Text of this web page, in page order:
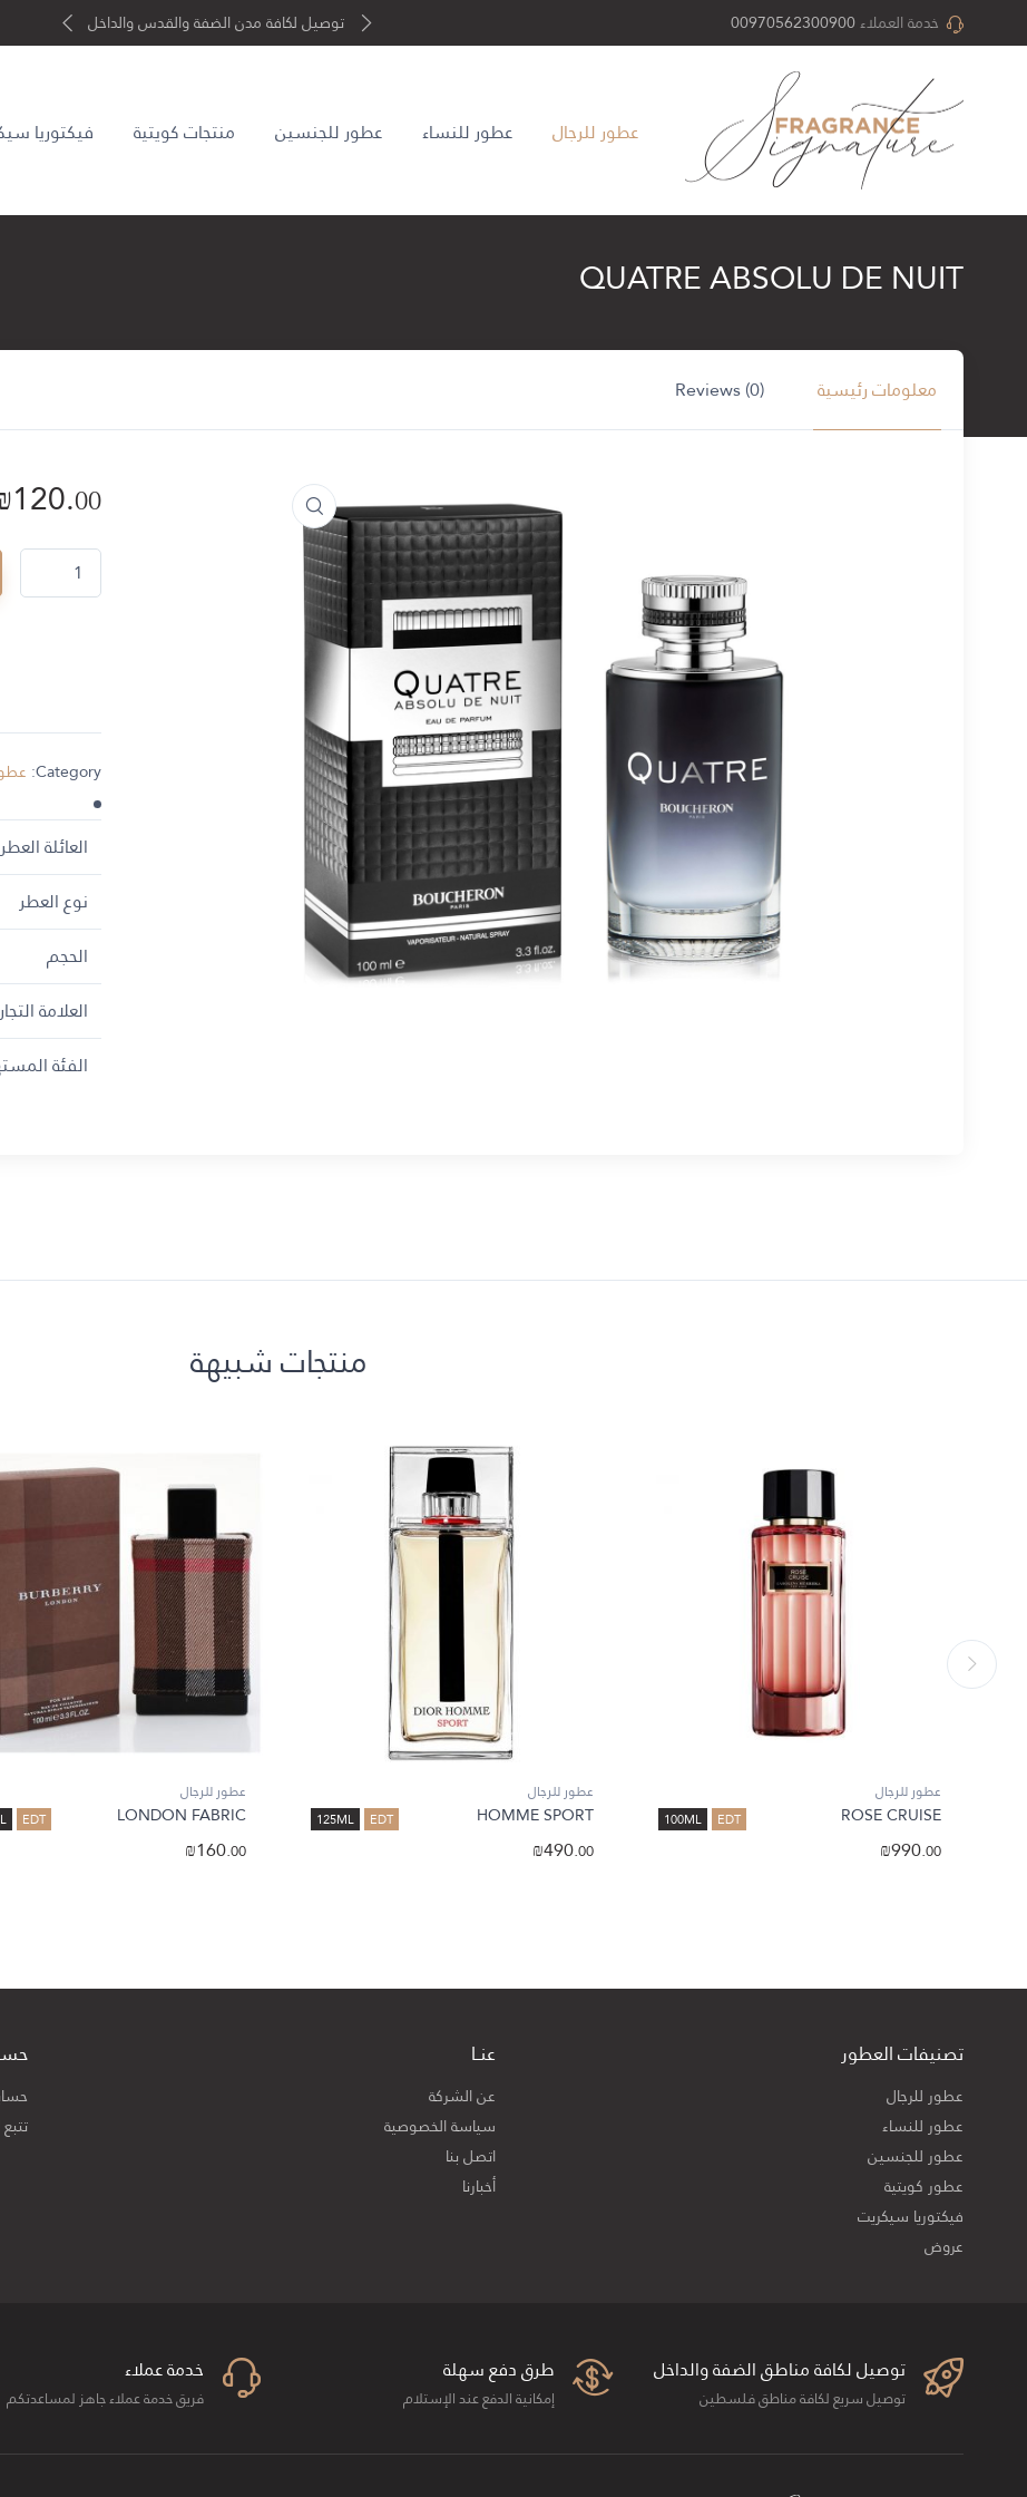
خدمة العملاء00970562300900 توصيل لكافة مدن الضفة والقدس والداخل
عطور للرجال عطور للنساء عطور للجنسين منتجات كويتية فيكتوريا
QUATRE ABSOLU DE NUIT
معلومات رئيسية Reviews (0)
120.00
QUATRE ABSOLU DE NUIT quantity
Category:
العائلة
نوع العطر
الحجم
العلامة
الفئة
منتجات شبيهة
عطور للرجال
100ML EDT ROSE CRUISE
₪990.00
عطور للرجال
125ML EDT HOMME SPORT
₪490.00
عطور للرجال
EDT LONDON FABRIC
₪160.00
تصنيفات العطور
عطور للرجال
عطور للنساء
عطور للجنسين
عطور كويتية
فيكتوريا سيكريت
عروض
عنــا
عن الشركة
سياسة الخصوصية
اتصل بنا
أخبارنا
توصيل لكافة مناطق الضفة والداخل
توصيل سريع لكافة مناطق فلسطين
طرق دفع سهلة
إمكانية الدفع عند الإستلام
خدمة عملاء
فريق خدمة عملاء جاهز لمساعدتكم